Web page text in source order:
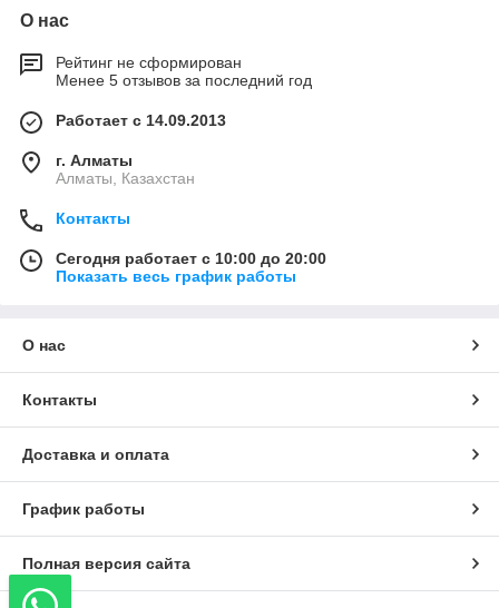
О нас
Рейтинг не сформирован
Менее 5 отзывов за последний год
Работает с 14.09.2013
г. Алматы
Алматы, Казахстан
Контакты
Сегодня работает с 10:00 до 20:00
Показать весь график работы
О нас
Контакты
Доставка и оплата
График работы
Полная версия сайта